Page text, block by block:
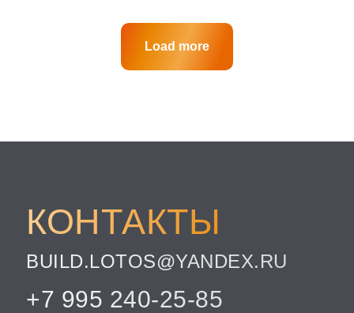
Load more
+7 995 240-25-85
BUILD.LOTOS@YANDEX.RU
КОНТАКТЫ